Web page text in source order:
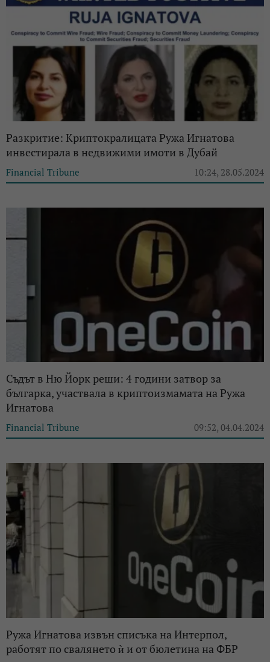
Разкритие: Криптокралицата Ружа Игнатова
инвестирала в недвижими имоти в Дубай
Financial Tribune 10:24, 28.05.2024
Съдът в Ню Йорк реши: 4 години затвор за
българка, участвала в криптоизмамата на Ружа
Игнатова
Financial Tribune 09:52, 04.04.2024
Ружа Игнатова извън списъка на Интерпол,
работят по свалянето ѝ и от бюлетина на ФБР